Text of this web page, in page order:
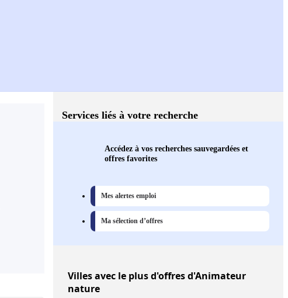
Services liés à votre recherche
Accédez à vos recherches sauvegardées et
offres favorites
Mes alertes emploi
Ma sélection d’offres
Villesavec le plus d'offres d'Animateur
nature